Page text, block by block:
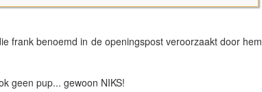
frank benoemd in de openingspost veroorzaakt door hem
geen pup... gewoon NIKS!